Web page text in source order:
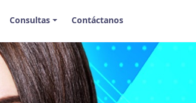
Consultas Contáctanos